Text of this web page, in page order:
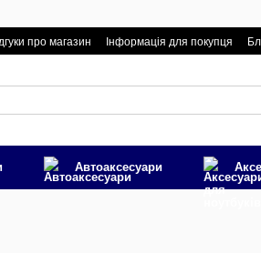
про магазин Інформація для покупця
Автоаксесуари